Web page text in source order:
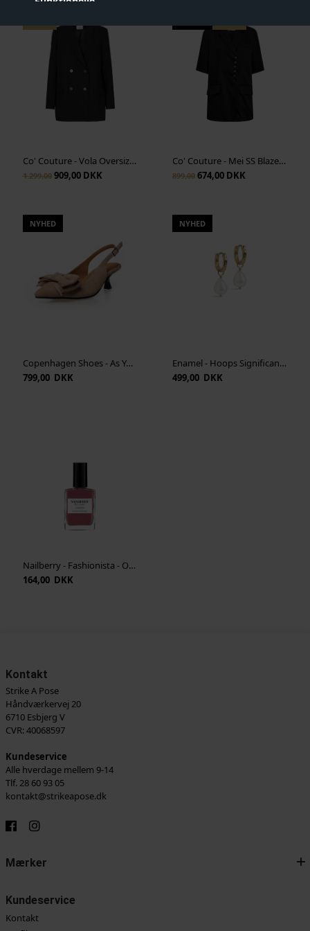
Statistiske
Vis cookie detaljer
Co' Couture - Vola Oversize Blazer - Black
1.299,00909,00 DKK
Co' Couture - Mei SS Blazer - Black
899,00 674,00 DKK
NYHED
Copenhagen Shoes - As You See S - Beige
799,00 DKK
NYHED
Enamel - Hoops Significant Pearl - Guld
499,00 DKK
Nailberry - Fashionista - Oxygenated Raspberry Purple 15 ml
164,00 DKK
Kontakt
Strike A Pose
Håndværkervej 20
6710 Esbjerg V
CVR: 40068597
Kundeservice
Alle hverdage mellem 9-14
Tlf. 28 60 93 05
kontakt@strikeapose.dk
Mærker
Kundeservice
Kontakt